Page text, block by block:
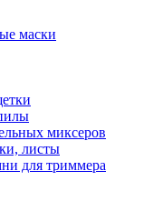
маски
миксеров
листы
для триммера